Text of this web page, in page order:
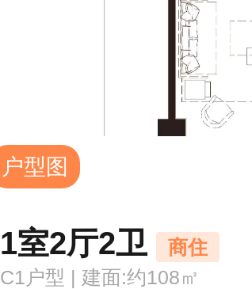
户型图
1室2厅2卫
商住
C1户型 | 建面:约108㎡